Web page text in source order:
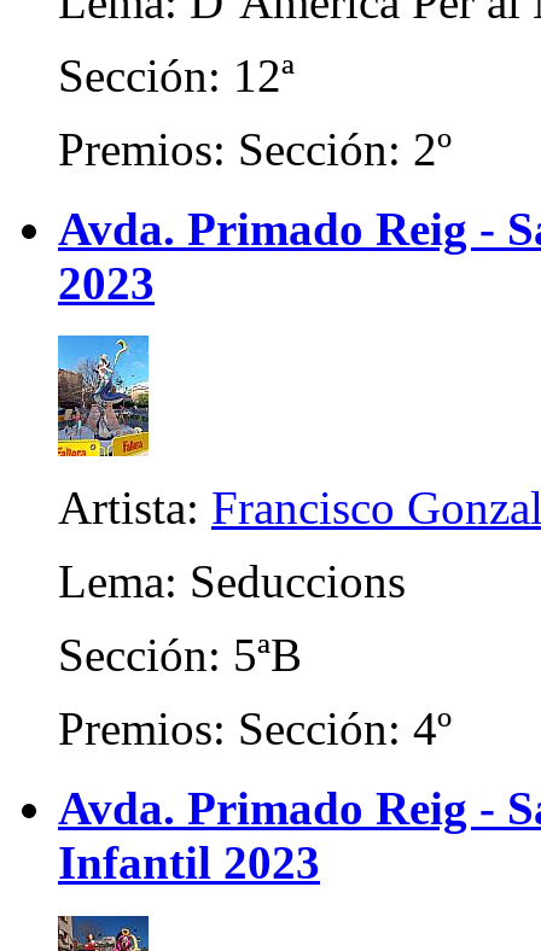
Sección: 12ª
Premios: Sección: 2º
Avda. Primado Reig -
2023
Artista: Francisco
Lema: Seduccions
Sección: 5ªB
Premios: Sección: 4º
Avda. Primado Reig -
Infantil 2023